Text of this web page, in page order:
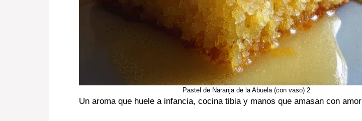
Pastel de Naranja de la Abuela (con vaso) 2
Un aroma que huele a infancia, cocina tibia y manos que amasan con amor